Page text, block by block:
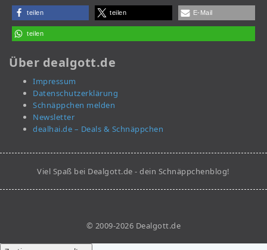
teilen teilen E-Mail
teilen
Über dealgott.de
Impressum
Datenschutzerklärung
Schnäppchen melden
Newsletter
dealhai.de – Deals & Schnäppchen
Viel Spaß bei Dealgott.de - dein Schnäppchenblog!
© 2009-2026 Dealgott.de